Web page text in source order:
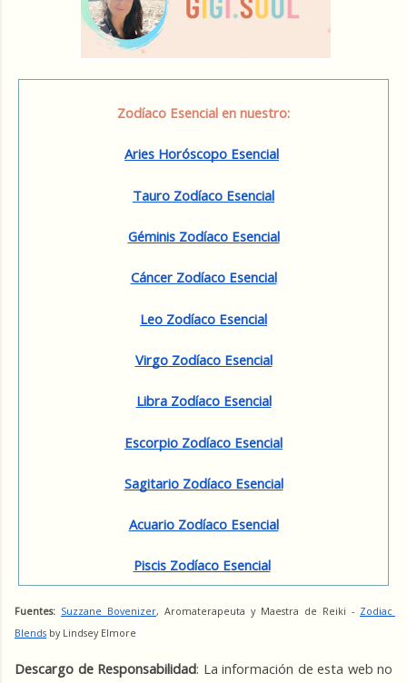
Zodíaco Esencial en nuestro:
Aries Horóscopo Esencial
Tauro Zodíaco Esencial
Géminis Zodíaco Esencial
Cáncer Zodíaco Esencial
Leo Zodíaco Esencial
Virgo Zodíaco Esencial
Libra Zodíaco Esencial
Escorpio Zodíaco Esencial
Sagitario Zodíaco Esencial
Acuario Zodíaco Esencial
Piscis Zodíaco Esencial
Fuentes: Suzzane Bovenizer, Aromaterapeuta y Maestra de Reiki - Zodiac
Blends by Lindsey Elmore
Descargo de Responsabilidad: La información de esta web no